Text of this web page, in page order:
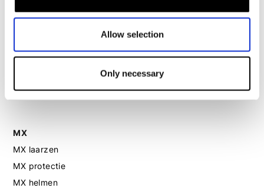
Allow selection
Only necessary
Motorhelm dames
Motorschoenen dames
MX
MX laarzen
MX protectie
MX helmen